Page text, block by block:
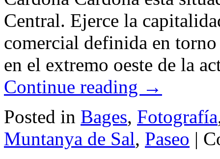
Central. Ejerce la
comercial definida en
en el extremo oeste de la
Continue reading →
Posted in Bages, Fotografía
Muntanya de Sal, Paseo |